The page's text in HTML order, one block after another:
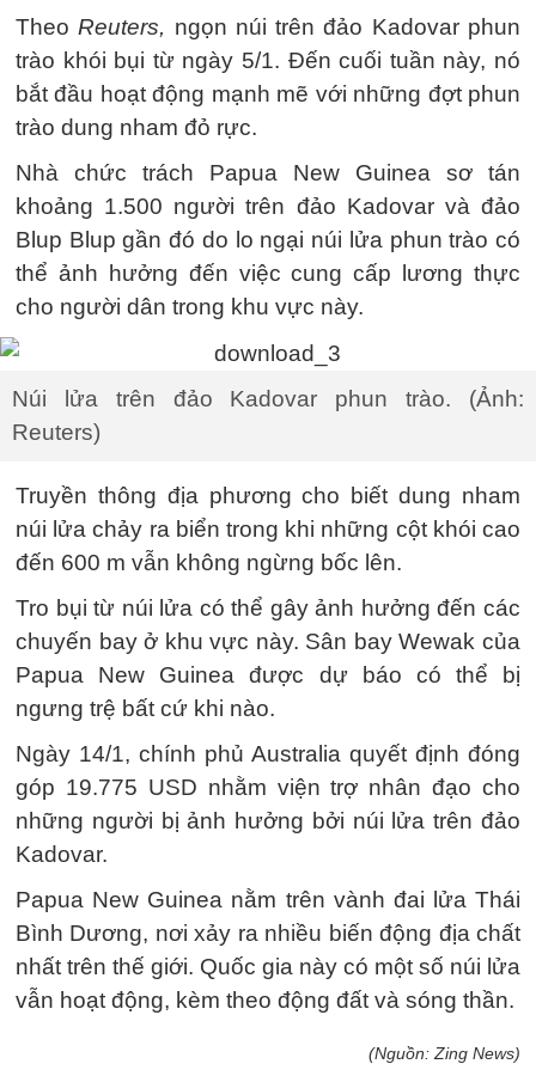
TheoReuters, ngọn núi trên đảo Kadovar phun
trào khói bụi từ ngày 5/1. Đến cuối tuần này, nó
bắt đầu hoạt động mạnh mẽ với những đợt phun
trào dung nham đỏ rực.
Nhà chức trách Papua New Guinea sơ tán
khoảng 1.500 người trên đảo Kadovar và đảo
Blup Blup gần đó do lo ngại núi lửa phun trào có
thể ảnh hưởng đến việc cung cấp lương thực
cho người dân trong khu vực này.
Núi lửa trên đảo Kadovar phun trào. (Ảnh:
Reuters)
Truyền thông địa phương cho biết dung nham
núi lửa chảy ra biển trong khi những cột khói cao
đến 600 m vẫn không ngừng bốc lên.
Tro bụi từ núi lửa có thể gây ảnh hưởng đến các
chuyến bay ở khu vực này. Sân bay Wewak của
Papua New Guinea được dự báo có thể bị
ngưng trệ bất cứ khi nào.
Ngày 14/1, chính phủ Australia quyết định đóng
góp 19.775 USD nhằm viện trợ nhân đạo cho
những người bị ảnh hưởng bởi núi lửa trên đảo
Kadovar.
Papua New Guinea nằm trên vành đai lửa Thái
Bình Dương, nơi xảy ra nhiều biến động địa chất
nhất trên thế giới. Quốc gia này có một số núi lửa
vẫn hoạt động, kèm theo động đất và sóng thần.
(Nguồn: Zing News)